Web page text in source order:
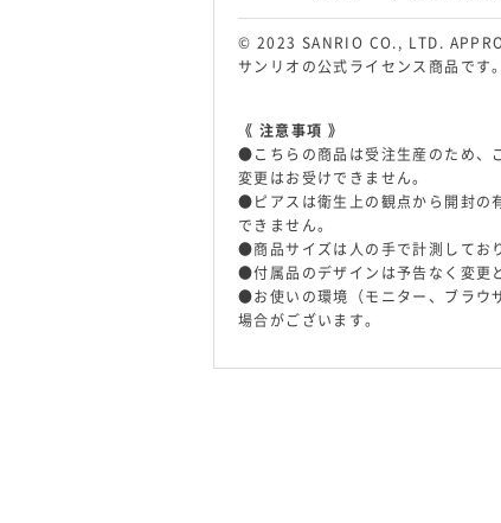
© 2023 SANRIO CO., LTD.
サンリオの公式ライセンス商品です。
《 注意事項 》
●こちらの商品は受注生産のため、
変更はお受けできません。
●ピアスは衛生上の観点から開封の
できません。
●商品サイズは人の手で計測してお
●付属品のデザインは予告なく変更
●お使いの環境（モニター、ブラウ
場合がございます。